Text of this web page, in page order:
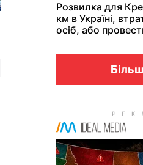
Розвилка для
км в Україні,
осіб, або